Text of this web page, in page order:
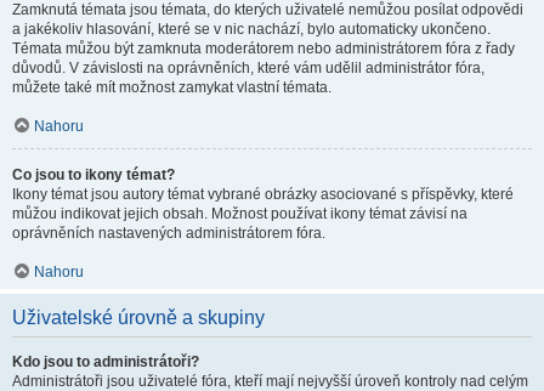
Zamknutá témata jsou témata, do kterých uživatelé nemůžou posílat odpovědi
a jakékoliv hlasování, které se v nic nachází, bylo automaticky ukončeno.
Témata můžou být zamknuta moderátorem nebo administrátorem fóra z řady
důvodů. V závislosti na oprávněních, které vám udělil administrátor fóra,
můžete také mít možnost zamykat vlastní témata.
Nahoru
Co jsou to ikony témat?
Ikony témat jsou autory témat vybrané obrázky asociované s příspěvky, které
můžou indikovat jejich obsah. Možnost používat ikony témat závisí na
oprávněních nastavených administrátorem fóra.
Nahoru
Uživatelské úrovně a skupiny
Kdo jsou to administrátoři?
Administrátoři jsou uživatelé fóra, kteří mají nejvyšší úroveň kontroly nad celým